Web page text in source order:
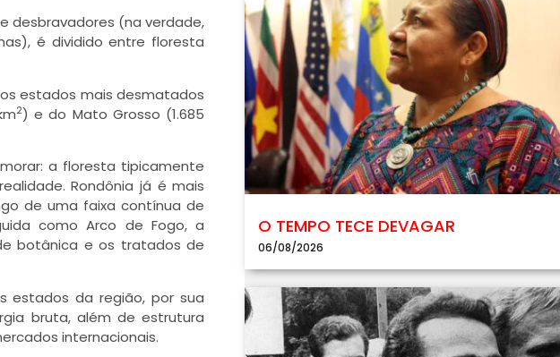
desbravadores (na verdade,
é dividido entre floresta
estados mais desmatados
2) e do Mato Grosso (1.685
a floresta tipicamente
Rondônia já é mais
de uma faixa contínua de
como Arco de Fogo, a
botânica e os tratados de
estados da região, por sua
bruta, além de estrutura
internacionais.
O TEMPO TECE DEVAGAR
06/08/2026